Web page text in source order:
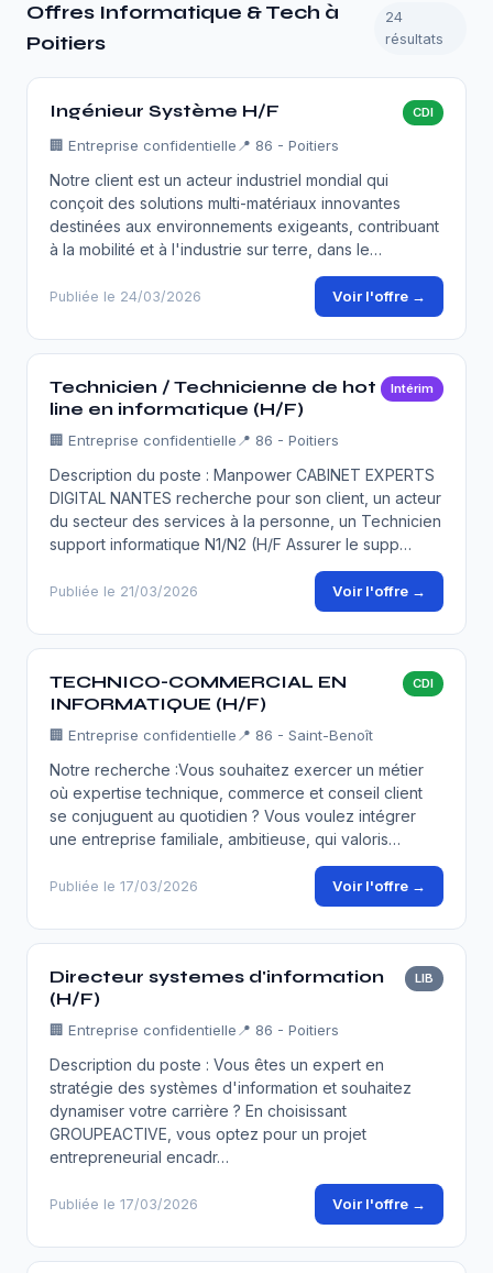
Offres Informatique & Tech à
Poitiers
24
résultats
Ingénieur Système H/F CDI
🏢 Entreprise confidentielle 📍 86 - Poitiers
Notre client est un acteur industriel mondial qui
conçoit des solutions multi-matériaux innovantes
destinées aux environnements exigeants, contribuant
à la mobilité et à l'industrie sur terre, dans le…
Publiée le 24/03/2026 Voir l'offre →
Technicien / Technicienne de hot
line en informatique (H/F)
Intérim
🏢 Entreprise confidentielle 📍 86 - Poitiers
Description du poste : Manpower CABINET EXPERTS
DIGITAL NANTES recherche pour son client, un acteur
du secteur des services à la personne, un Technicien
support informatique N1/N2 (H/F Assurer le supp…
Publiée le 21/03/2026 Voir l'offre →
TECHNICO-COMMERCIAL EN
INFORMATIQUE (H/F)
CDI
🏢 Entreprise confidentielle 📍 86 - Saint-Benoît
Notre recherche :Vous souhaitez exercer un métier
où expertise technique, commerce et conseil client
se conjuguent au quotidien ? Vous voulez intégrer
une entreprise familiale, ambitieuse, qui valoris…
Publiée le 17/03/2026 Voir l'offre →
Directeur systemes d'information
(H/F)
LIB
🏢 Entreprise confidentielle 📍 86 - Poitiers
Description du poste : Vous êtes un expert en
stratégie des systèmes d'information et souhaitez
dynamiser votre carrière ? En choisissant
GROUPEACTIVE, vous optez pour un projet
entrepreneurial encadr…
Publiée le 17/03/2026 Voir l'offre →